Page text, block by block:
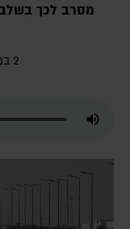
מסרב לכך
2 במרץ 2025